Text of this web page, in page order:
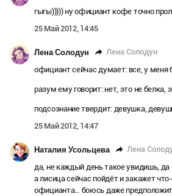
гыгы))))) ну официант кофе точно
25 Май 2012, 14:45
Лена Солодун Лена Солодун
официант сейчас думает: все, у меня
разум ему говорит: нет, это не белка,
подсознание твердит: девушка,
25 Май 2012, 14:47
Наталия Усольцева Лена
да, не каждый день такое увидишь, да
а лисица сейчас пойдёт и закажет
официанта… боюсь даже